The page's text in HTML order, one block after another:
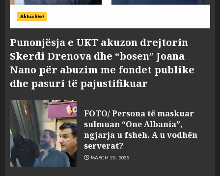
Aktualitet
Punonjësja e UKT akuzon drejtorin
Skerdi Drenova dhe “bosen” Joana
Nano për abuzim me fondet publike
dhe pasuri të pajustifikuar
FOTO/ Persona të maskuar
sulmuan “One Albania”,
ngjarja u fsheh. A u vodhën
serverat?
MARCH 25, 2025